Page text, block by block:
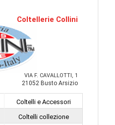
Coltellerie Collini
VIA F. CAVALLOTTI, 1
21052 Busto Arsizio
Coltelli e Accessori
Coltelli collezione